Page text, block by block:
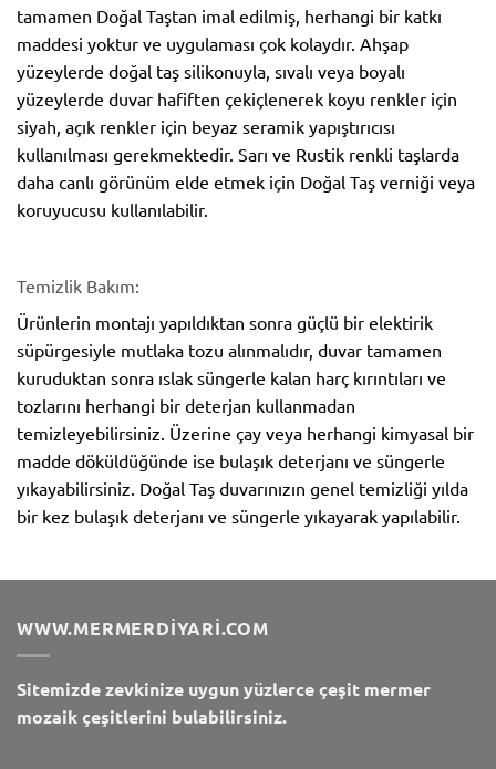
tamamen Doğal Taştan imal edilmiş, herhangi bir katkı
maddesi yoktur ve uygulaması çok kolaydır. Ahşap
yüzeylerde doğal taş silikonuyla, sıvalı veya boyalı
yüzeylerde duvar hafiften çekiçlenerek koyu renkler için
siyah, açık renkler için beyaz seramik yapıştırıcısı
kullanılması gerekmektedir. Sarı ve Rustik renkli taşlarda
daha canlı görünüm elde etmek için Doğal Taş verniği veya
koruyucusu kullanılabilir.
Temizlik Bakım:
Ürünlerin montajı yapıldıktan sonra güçlü bir elektirik
süpürgesiyle mutlaka tozu alınmalıdır, duvar tamamen
kuruduktan sonra ıslak süngerle kalan harç kırıntıları ve
tozlarını herhangi bir deterjan kullanmadan
temizleyebilirsiniz. Üzerine çay veya herhangi kimyasal bir
madde döküldüğünde ise bulaşık deterjanı ve süngerle
yıkayabilirsiniz. Doğal Taş duvarınızın genel temizliği yılda
bir kez bulaşık deterjanı ve süngerle yıkayarak yapılabilir.
WWW.MERMERDIYARI.COM
Sitemizde zevkinize uygun yüzlerce çeşit mermer
mozaik çeşitlerini bulabilirsiniz.